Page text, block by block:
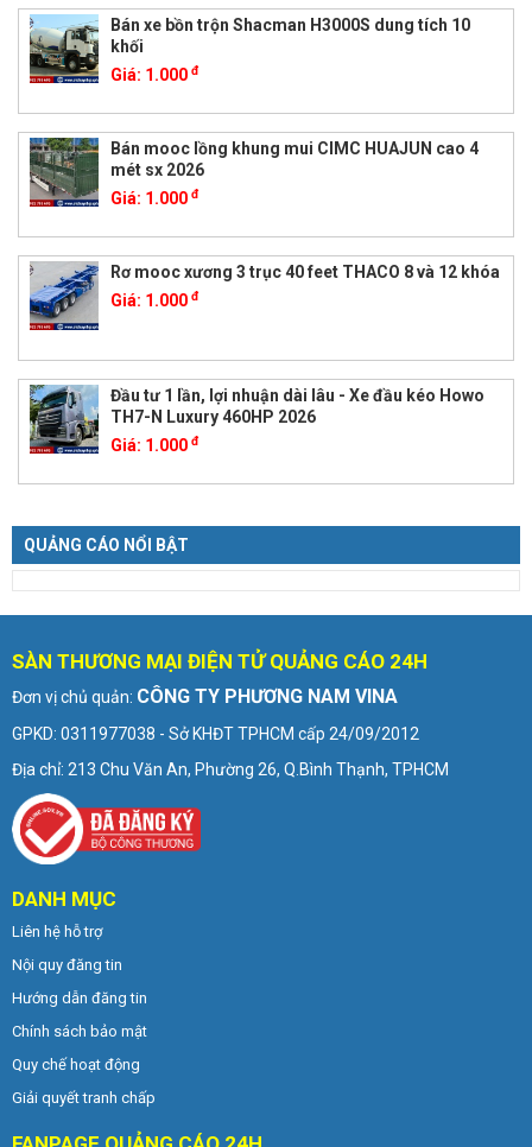
Bán xe bồn trộn Shacman H3000S dung tích 10
khối
Giá: 1.000 đ
Bán mooc lồng khung mui CIMC HUAJUN cao 4
mét sx 2026
Giá: 1.000 đ
Rơ mooc xương 3 trục 40 feet THACO 8 và 12 khóa
Giá: 1.000 đ
Đầu tư 1 lần, lợi nhuận dài lâu - Xe đầu kéo Howo
TH7-N Luxury 460HP 2026
Giá: 1.000 đ
QUẢNG CÁO NỔI BẬT
SÀN THƯƠNG MẠI ĐIỆN TỬ QUẢNG CÁO 24H
Đơn vị chủ quản: CÔNG TY PHƯƠNG NAM VINA
GPKD: 0311977038 - Sở KHĐT TPHCM cấp 24/09/2012
Địa chỉ: 213 Chu Văn An, Phường 26, Q.Bình Thạnh, TPHCM
DANH MỤC
Liên hệ hỗ trợ
Nội quy đăng tin
Hướng dẫn đăng tin
Chính sách bảo mật
Quy chế hoạt động
Giải quyết tranh chấp